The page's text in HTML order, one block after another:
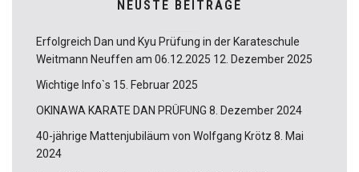
NEUSTE BEITRÄGE
Erfolgreich Dan und Kyu Prüfung in der Karateschule
Weitmann Neuffen am 06.12.2025 12. Dezember 2025
Wichtige Info`s 15. Februar 2025
OKINAWA KARATE DAN PRÜFUNG 8. Dezember 2024
40-jährige Mattenjubiläum von Wolfgang Krötz 8. Mai
2024